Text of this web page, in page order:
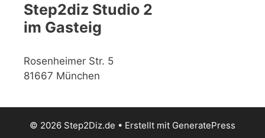
Step2diz Studio 2
im Gasteig
Rosenheimer Str. 5
81667 München
© 2026 Step2Diz.de • Erstellt mit GeneratePress